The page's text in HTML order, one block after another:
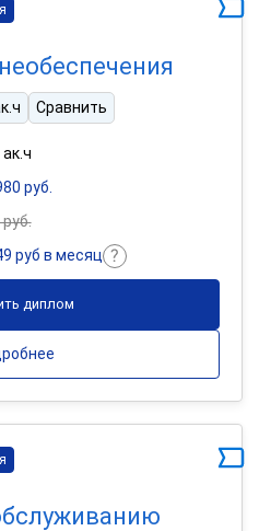
Сравнить
руб.
руб в месяц
диплом